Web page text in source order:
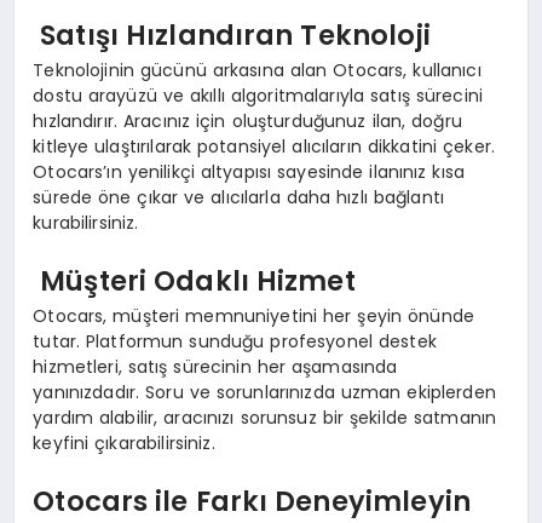
Satışı Hızlandıran Teknoloji
Teknolojinin gücünü arkasına alan Otocars, kullanıcı
dostu arayüzü ve akıllı algoritmalarıyla satış sürecini
hızlandırır. Aracınız için oluşturduğunuz ilan, doğru
kitleye ulaştırılarak potansiyel alıcıların dikkatini çeker.
Otocars’ın yenilikçi altyapısı sayesinde ilanınız kısa
sürede öne çıkar ve alıcılarla daha hızlı bağlantı
kurabilirsiniz.
Müşteri Odaklı Hizmet
Otocars, müşteri memnuniyetini her şeyin önünde
tutar. Platformun sunduğu profesyonel destek
hizmetleri, satış sürecinin her aşamasında
yanınızdadır. Soru ve sorunlarınızda uzman ekiplerden
yardım alabilir, aracınızı sorunsuz bir şekilde satmanın
keyfini çıkarabilirsiniz.
Otocars ile Farkı Deneyimleyin